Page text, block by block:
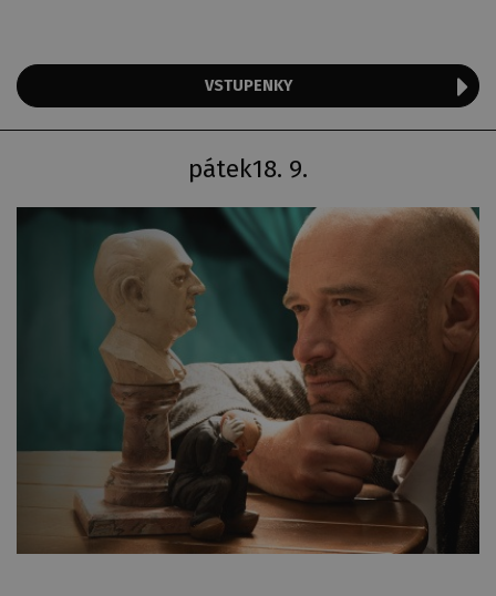
VSTUPENKY
18. 9.
pátek